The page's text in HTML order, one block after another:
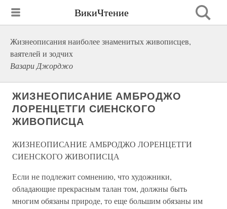
ВикиЧтение
Жизнеописания наиболее знаменитых живописцев,
ваятелей и зодчих
Вазари Джорджо
ЖИЗНЕОПИСАНИЕ АМБРОДЖО
ЛОРЕНЦЕТГИ СИЕНСКОГО
ЖИВОПИСЦА
ЖИЗНЕОПИСАНИЕ АМБРОДЖО ЛОРЕНЦЕТГИ
СИЕНСКОГО ЖИВОПИСЦА
Если не подлежит сомнению, что художники,
обладающие прекрасным талан том, должны быть
многим обязаны природе, то еще большим обязаны им